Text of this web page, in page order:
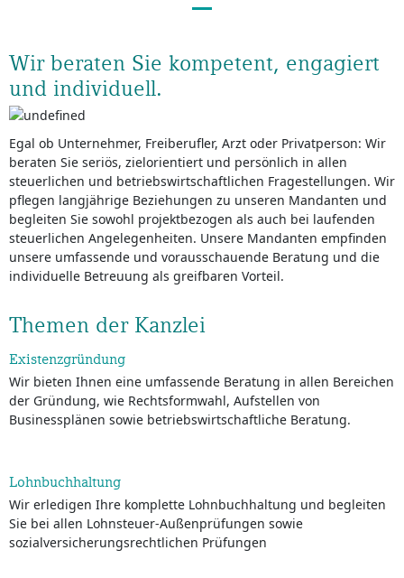
Wir beraten Sie kompetent, engagiert
und individuell.
Egal ob Unternehmer, Freiberufler, Arzt oder Privatperson: Wir
beraten Sie seriös, zielorientiert und persönlich in allen
steuerlichen und betriebswirtschaftlichen Fragestellungen. Wir
pflegen langjährige Beziehungen zu unseren Mandanten und
begleiten Sie sowohl projektbezogen als auch bei laufenden
steuerlichen Angelegenheiten. Unsere Mandanten empfinden
unsere umfassende und vorausschauende Beratung und die
individuelle Betreuung als greifbaren Vorteil.
Themen der Kanzlei
Existenzgründung
Wir bieten Ihnen eine umfassende Beratung in allen Bereichen
der Gründung, wie Rechtsformwahl, Aufstellen von
Businessplänen sowie betriebswirtschaftliche Beratung.
Lohnbuchhaltung
Wir erledigen Ihre komplette Lohnbuchhaltung und begleiten
Sie bei allen Lohnsteuer-Außenprüfungen sowie
sozialversicherungsrechtlichen Prüfungen